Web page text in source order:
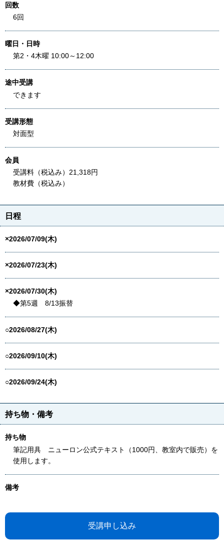
回数
6回
曜日・日時
第2・4木曜 10:00～12:00
途中受講
できます
受講形態
対面型
会員
受講料（税込み）21,318円
教材費（税込み）
日程
×2026/07/09(木)
×2026/07/23(木)
×2026/07/30(木)
◆第5週 8/13振替
○2026/08/27(木)
○2026/09/10(木)
○2026/09/24(木)
持ち物・備考
持ち物
筆記用具 ニューロン公式テキスト（1000円、教室内で販売）を
使用します。
備考
受講申し込み